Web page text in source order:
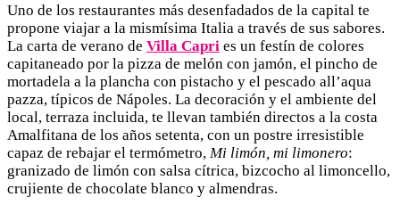
Uno de los restaurantes más desenfadados de la capital te
propone viajar a la mismísima Italia a través de sus sabores.
La carta de verano de Villa Capri es un festín de colores
capitaneado por la pizza de melón con jamón, el pincho de
mortadela a la plancha con pistacho y el pescado all’aqua
pazza, típicos de Nápoles. La decoración y el ambiente del
local, terraza incluida, te llevan también directos a la costa
Amalfitana de los años setenta, con un postre irresistible
capaz de rebajar el termómetro, Mi limón, mi limonero:
granizado de limón con salsa cítrica, bizcocho al limoncello,
crujiente de chocolate blanco y almendras.